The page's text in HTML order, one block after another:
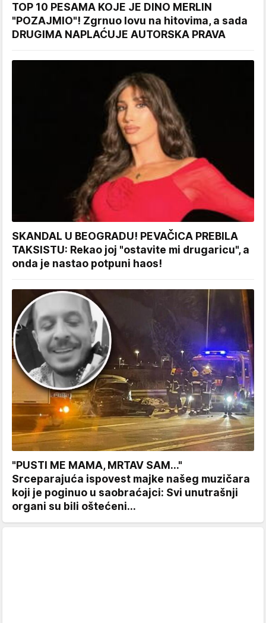
TOP 10 PESAMA KOJE JE DINO MERLIN
"POZAJMIO"! Zgrnuo lovu na hitovima, a sada
DRUGIMA NAPLAĆUJE AUTORSKA PRAVA
SKANDAL U BEOGRADU! PEVAČICA PREBILA
TAKSISTU: Rekao joj "ostavite mi drugaricu", a
onda je nastao potpuni haos!
"PUSTI ME MAMA, MRTAV SAM..."
Srceparajuća ispovest majke našeg muzičara
koji je poginuo u saobraćajci: Svi unutrašnji
organi su bili oštećeni...